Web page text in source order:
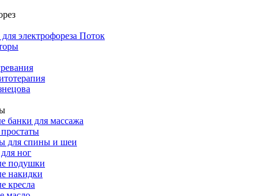
электрофореза Поток
банки для массажа
для спины и шеи
ног
подушки
накидки
кресла